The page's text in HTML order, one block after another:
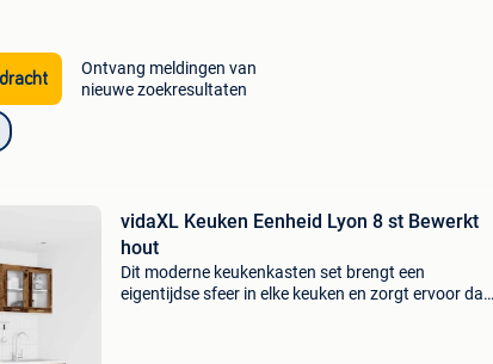
Ontvang meldingen van
nieuwe zoekresultaten
vidaXL Keuken Eenheid Lyon 8 st Bewerkt
hout
Dit moderne keukenkasten set brengt een
eigentijdse sfeer in elke keuken en zorgt ervoor dat